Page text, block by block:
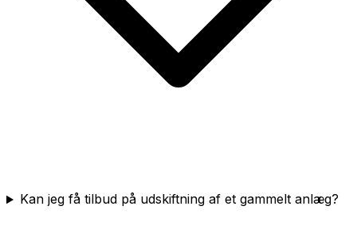
Kan jeg få tilbud på udskiftning af et gammelt anlæg?